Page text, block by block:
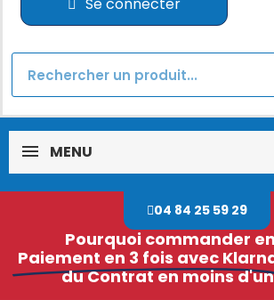
MENU
04 84 25 59 29
Pourquoi commander
Paiement en 3 fois avec
du Contrat en moins